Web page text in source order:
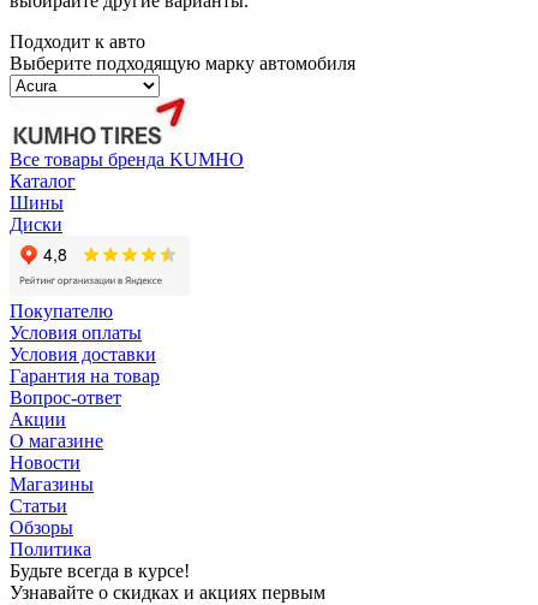
Подходит к авто
Выберите подходящую марку автомобиля
Все товары бренда KUMHO
Каталог
Шины
Диски
Покупателю
Условия оплаты
Условия доставки
Гарантия на товар
Вопрос-ответ
Акции
О магазине
Новости
Магазины
Статьи
Обзоры
Политика
Будьте всегда в курсе!
Узнавайте о скидках и акциях первым